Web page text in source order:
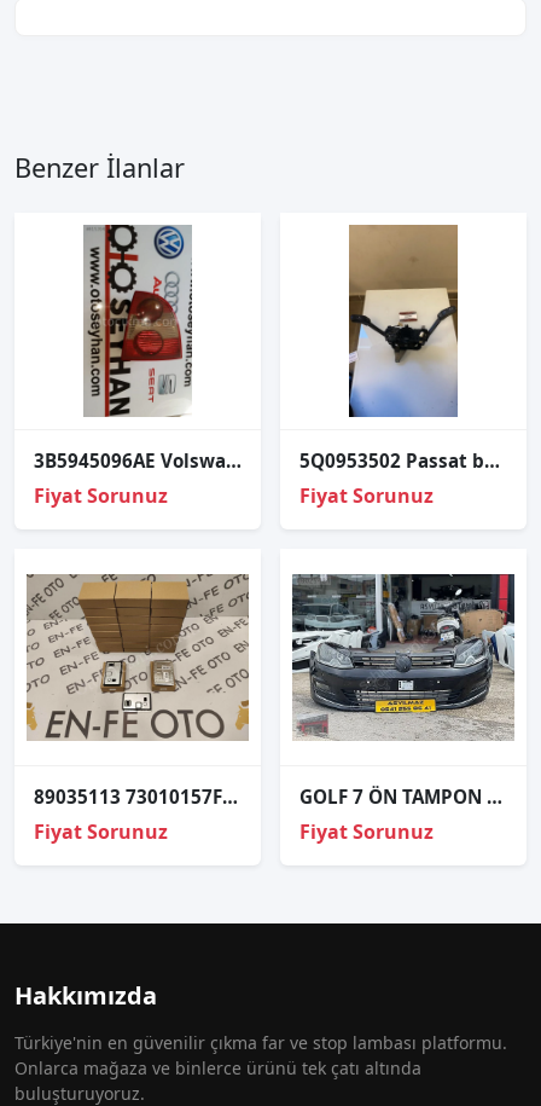
Benzer İlanlar
3B5945096AE Volswagen Passat Arka Sağ Stop
Fiyat Sorunuz
5Q0953502 Passat b8 silecek sinyal kolu
Fiyat Sorunuz
89035113 73010157F 73160087J LAD5GL PASSAT XENON FAR BEYNİ
Fiyat Sorunuz
GOLF 7 ÖN TAMPON DOLU FARLI SET
Fiyat Sorunuz
Hakkımızda
Türkiye'nin en güvenilir çıkma far ve stop lambası platformu.
Onlarca mağaza ve binlerce ürünü tek çatı altında
buluşturuyoruz.